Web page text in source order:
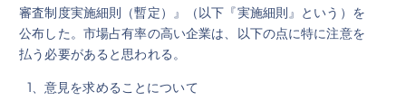
審査制度実施細則（暫定）』（以下『実施細則』という）を
公布した。市場占有率の高い企業は、以下の点に特に注意を
払う必要があると思われる。
1、意見を求めることについて